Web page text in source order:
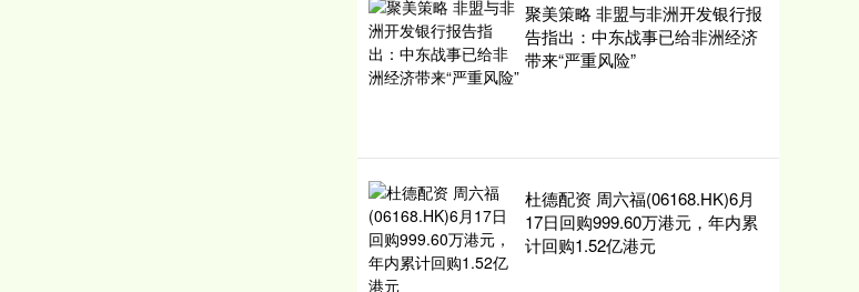
聚美策略 非盟与非洲开发银行报
告指出：中东战事已给非洲经济
带来“严重风险”
杜德配资 周六福(06168.HK)6月
17日回购999.60万港元，年内累
计回购1.52亿港元